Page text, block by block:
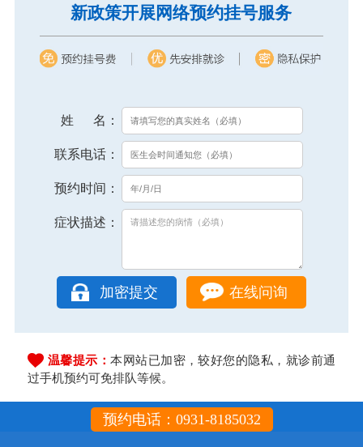
新政策开展网络预约挂号服务
姓 名：
联系电话：
预约时间：
症状描述：
在线问询
温馨提示：本网站已加密，较好您的隐私，就诊前通
过手机预约可免排队等候。
预约电话：0931-8185032